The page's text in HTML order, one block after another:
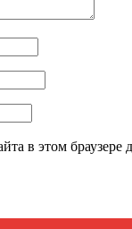
в этом браузере